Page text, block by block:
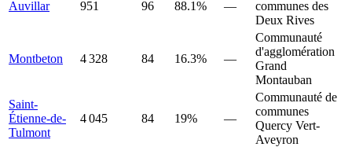
Auvillar 951 96 88.1% —
communes des
Deux Rives
Montbeton 4 328 84 16.3% —
Communauté
d'agglomération
Grand
Montauban
Saint-
Étienne-de-
Tulmont
4 045 84 19% —
Communauté de
communes
Quercy Vert-
Aveyron